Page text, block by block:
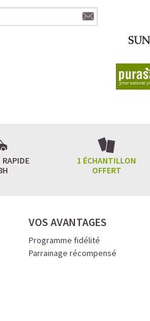
1 ÉCHANTILLON
OFFERT
VOS AVANTAGES
Programme fidélité
Parrainage récompensé